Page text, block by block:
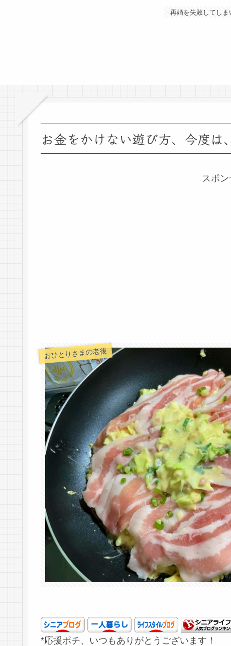
再婚を失敗してし
お金をかけない遊び方、今度は
スポ
おひとりさまの老後
*応援ポチ、いつもありがとうございます！